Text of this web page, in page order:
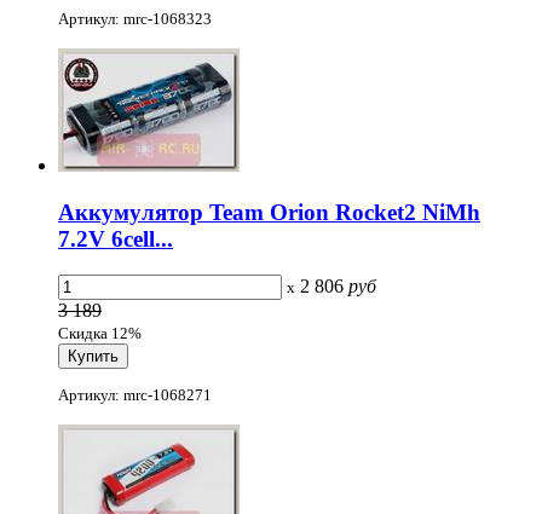
Артикул: mrc-1068323
Аккумулятор Team Orion Rocket2 NiMh
7.2V 6cell...
x 2 806 руб
3 189
Скидка 12%
Артикул: mrc-1068271